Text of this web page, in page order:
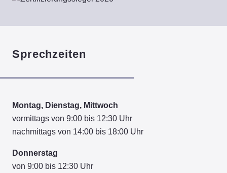
Sprechzeiten
Montag, Dienstag, Mittwoch
vormittags von 9:00 bis 12:30 Uhr
nachmittags von 14:00 bis 18:00 Uhr
Donnerstag
von 9:00 bis 12:30 Uhr